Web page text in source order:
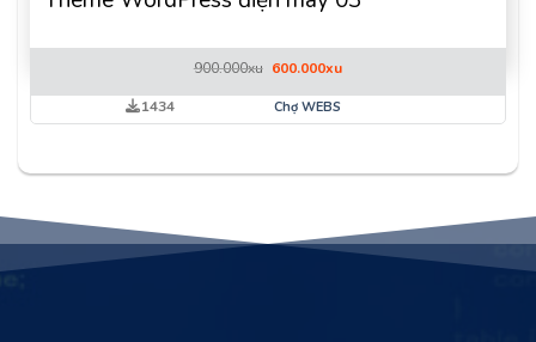
900.000xu Giá
là:
900.000xu.
600.000xuGiá
tại
1434 Chợ WEBS